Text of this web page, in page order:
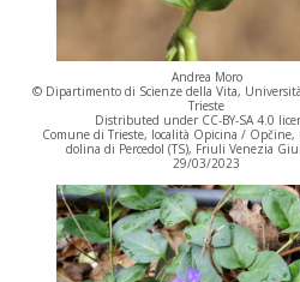
Andrea Moro
© Dipartimento di Scienze della Vita,
Trieste
Distributed under CC-BY-SA 4.0
Comune di Trieste, località Opicina / Opčine,
dolina di Percedol (TS), Friuli Venezia
29/03/2023